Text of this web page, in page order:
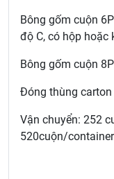
Bông gốm cuộn
độ C, có hộp hoặc
Bông gốm cuộn
Đóng thùng carton
Vận chuyển: 252
520cuộn/